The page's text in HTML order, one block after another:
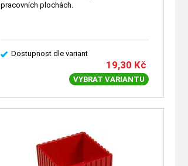
pracovních plochách.
Dostupnost dle variant
19,30 Kč
VYBRAT VARIANTU